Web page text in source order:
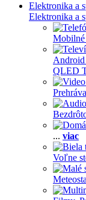
Elektronika a
Elektronika a
QLED
... viac
Voľne